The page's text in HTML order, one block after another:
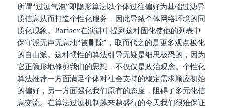
所谓“过滤气泡”即隐形算法以个体过往偏好为基础过滤异
质信息从而打造个性化服务，因此导致个体网络环境的同
质化现象。Pariser在演讲中提到这种固化使他的列表中
保守派无声无息地“被删除”，取而代之的是更多观点极化
的自由派。这种惯性的算法引导无疑是细思极恐的，因为
它正隐形地修剪我们的思想，不仅仅是政治观念。个性化
算法推荐一方面满足个体对社会支持的稳定需求顺应初始
的偏好，另一方面强化我们原有的态度，阻碍了多元化信
息交流。在算法过滤机制越来越盛行的今天我们很难保证